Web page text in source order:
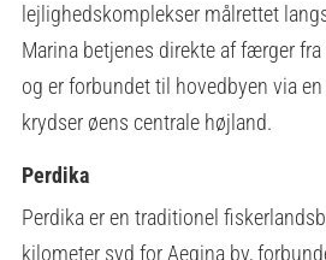
lejlighedskomplekser målrettet
Marina betjenes direkte af færger
og er forbundet til hovedbyen via
krydser øens centrale højland.
Perdika
Perdika er en traditionel
kilometer syd for Aegina by,